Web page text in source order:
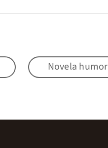
Novela humor